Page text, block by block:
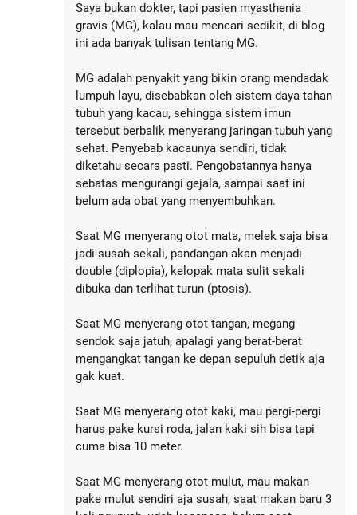
Saya bukan dokter, tapi pasien myasthenia
gravis (MG), kalau mau mencari sedikit, di blog
ini ada banyak tulisan tentang MG.
MG adalah penyakit yang bikin orang mendadak
lumpuh layu, disebabkan oleh sistem daya tahan
tubuh yang kacau, sehingga sistem imun
tersebut berbalik menyerang jaringan tubuh yang
sehat. Penyebab kacaunya sendiri, tidak
diketahu secara pasti. Pengobatannya hanya
sebatas mengurangi gejala, sampai saat ini
belum ada obat yang menyembuhkan.
Saat MG menyerang otot mata, melek saja bisa
jadi susah sekali, pandangan akan menjadi
double (diplopia), kelopak mata sulit sekali
dibuka dan terlihat turun (ptosis).
Saat MG menyerang otot tangan, megang
sendok saja jatuh, apalagi yang berat-berat
mengangkat tangan ke depan sepuluh detik aja
gak kuat.
Saat MG menyerang otot kaki, mau pergi-pergi
harus pake kursi roda, jalan kaki sih bisa tapi
cuma bisa 10 meter.
Saat MG menyerang otot mulut, mau makan
pake mulut sendiri aja susah, saat makan baru 3